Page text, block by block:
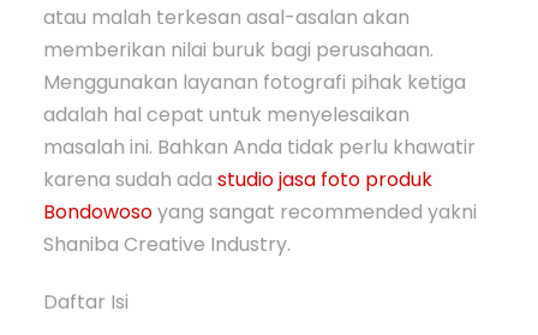
atau malah terkesan asal-asalan akan
memberikan nilai buruk bagi perusahaan.
Menggunakan layanan fotografi pihak ketiga
adalah hal cepat untuk menyelesaikan
masalah ini. Bahkan Anda tidak perlu khawatir
karena sudah adastudio jasa foto produk
Bondowosoyang sangat recommended yakni
Shaniba Creative Industry.
Daftar Isi